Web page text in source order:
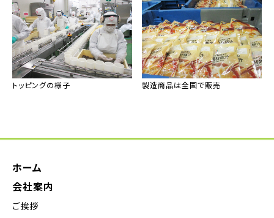
トッピングの様子 製造商品は全国で販売
ホーム
会社案内
ご挨拶